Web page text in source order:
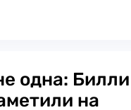
одна: Билли
на